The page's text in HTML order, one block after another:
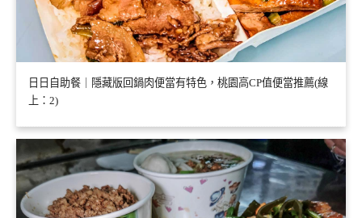
日日自助餐｜隱藏版回鍋肉便當有特色，桃園高CP值便當推薦(線
上：2)